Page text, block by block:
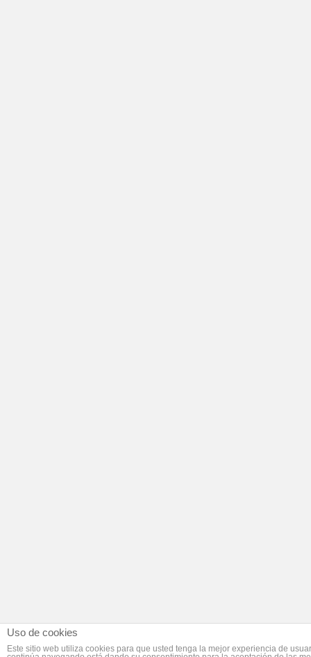
Uso de cookies
Este sitio web utiliza cookies para que usted tenga la mejor experiencia de